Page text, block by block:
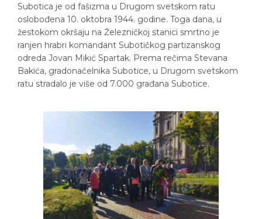
Subotica je od fašizma u Drugom svetskom ratu
oslobođena 10. oktobra 1944. godine. Toga dana, u
žestokom okršaju na Železničkoj stanici smrtno je
ranjen hrabri komandant Subotičkog partizanskog
odreda Jovan Mikić Spartak. Prema rečima Stevana
Bakića, gradonačelnika Subotice, u Drugom svetskom
ratu stradalo je više od 7.000 građana Subotice.